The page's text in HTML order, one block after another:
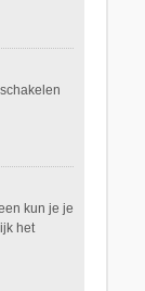
kun je je
het